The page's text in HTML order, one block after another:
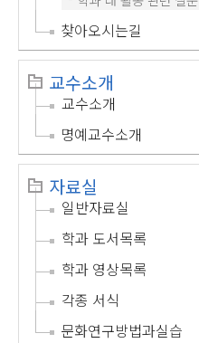
찾아오시는길
교수소개
교수소개
명예교수소개
자료실
일반자료실
학과 도서목록
학과 영상목록
각종 서식
문화연구방법과실습